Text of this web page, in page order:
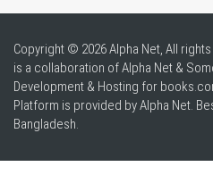
Copyright © 2026 Alpha Net, All
is a collaboration of Alpha Net &
Development & Hosting for
Platform is provided by Alpha Net.
Bangladesh.